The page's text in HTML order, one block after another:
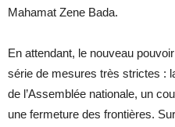
Mahamat Zene Bada.
En attendant, le nouveau
série de mesures très strictes :
de l’Assemblée nationale, un
une fermeture des frontières.